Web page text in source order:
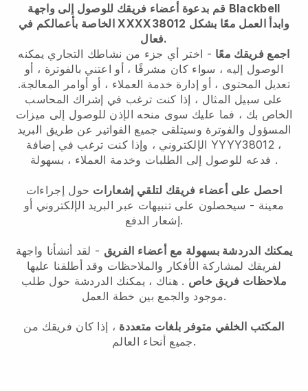
قم بدعوة أعضاء فريقك للوصول إلى واجهة Blackbell
الخاصة بأعمالكم في XXXX38012 وابدأ العمل معًا بشكل
فعال.
اجمع فريقك معًا - اختر أي جزء من نشاطك التجاري يمكنه
الوصول إليه ، سواء كان مشرفًا ، أو اعتني بالفوترة ، أو
تعديل المحتوى ، أو إدارة خدمة العملاء ، أو أوامر المعالجة.
على سبيل المثال ، إذا كنت ترغب في إشراك المحاسب
الخاص بك ، فما عليك سوى منحه الإذن للوصول إلى ميزات
المسؤول والفوترة وسيتلقى جميع الفواتير عن طريق البريد
الإلكتروني ، وإذا كنت ترغب في إضافة YYYY38012 ،
فدعه للوصول إلى الطلبات وخدمة العملاء ، بسهولة .
احصل على أعضاء فريقك لتلقي إشعارات حول إجراءات
معينة - سيحصلون على تنبيهات عبر البريد الإلكتروني أو
إشعار الدفع.
يمكنك الدردشة بسهولة مع أعضاء الفريق - لقد أنشأنا واجهة
لفريقك لمشاركة الأفكار والملاحظات وقد أطلقنا عليها
ملاحظات فريق خاص . هناك ، يمكنك الدردشة حول طلب
موجود والجمع بين خطة العمل.
المكتب الخلفي متوفر بلغات متعددة ، إذا كان فريقك من
جميع أنحاء العالم.